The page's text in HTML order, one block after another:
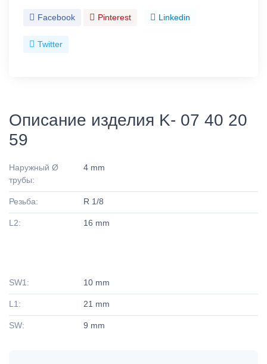
Facebook Pinterest Linkedin
Twitter
Описание изделия K- 07 40 20
59
Наружный Ø
трубы:
4 mm
Резьба: R 1/8
L2: 16 mm
SW1: 10 mm
L1: 21 mm
SW: 9 mm